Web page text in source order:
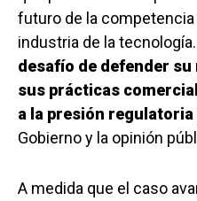
futuro de la competencia
industria de la tecnología.
desafío de defender
sus prácticas
a la presión regulatoria
Gobierno y la opinión
A medida que el caso